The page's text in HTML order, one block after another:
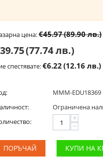
цена:€45.97(89.90 лв.)
(77.74 лв.)
спестявате:€6.22 (12.16 лв.)
MMM-EDU18369
Ограничена
+
−
ПОРЪЧАЙ КУПИ НА